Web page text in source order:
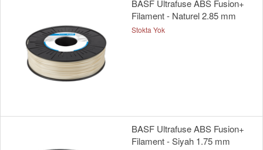
BASF Ultrafuse ABS Fusion+
Filament - Naturel 2.85 mm
Stokta Yok
BASF Ultrafuse ABS Fusion+
Filament - Siyah 1.75 mm